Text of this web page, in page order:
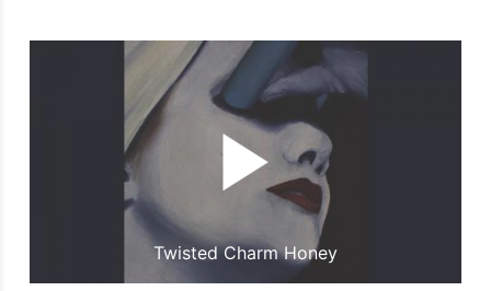
Twisted Charm Honey